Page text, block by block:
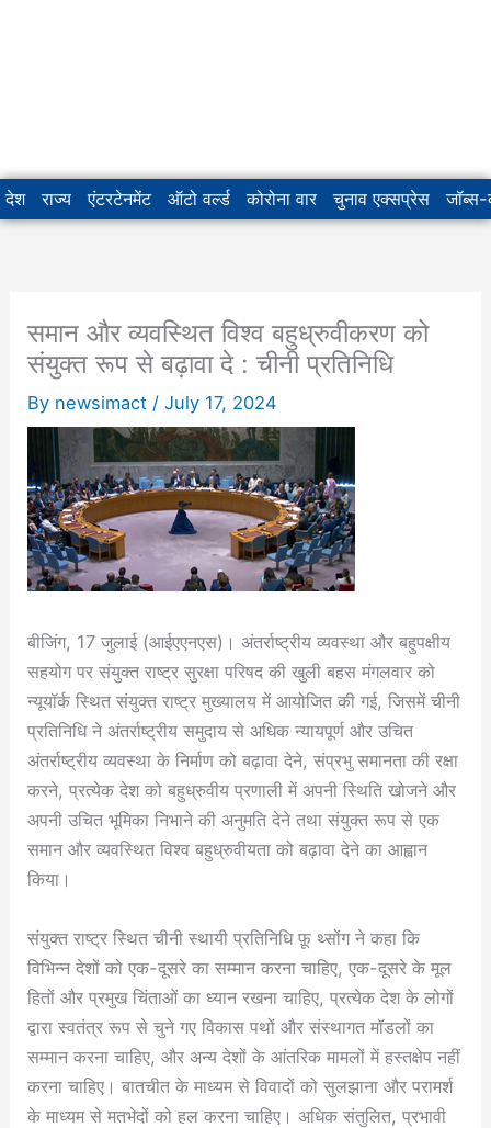
देश राज्य एंटरटेनमेंट ऑटो वर्ल्ड कोरोना वार चुनाव एक्सप्रेस जॉब्स-
समान और व्यवस्थित विश्व बहुध्रुवीकरण को
संयुक्त रूप से बढ़ावा दे : चीनी प्रतिनिधि
By newsimact /July 17, 2024
बीजिंग, 17 जुलाई (आईएएनएस)। अंतर्राष्ट्रीय व्यवस्था और बहुपक्षीय
सहयोग पर संयुक्त राष्ट्र सुरक्षा परिषद की खुली बहस मंगलवार को
न्यूयॉर्क स्थित संयुक्त राष्ट्र मुख्यालय में आयोजित की गई, जिसमें चीनी
प्रतिनिधि ने अंतर्राष्ट्रीय समुदाय से अधिक न्यायपूर्ण और उचित
अंतर्राष्ट्रीय व्यवस्था के निर्माण को बढ़ावा देने, संप्रभु समानता की रक्षा
करने, प्रत्येक देश को बहुध्रुवीय प्रणाली में अपनी स्थिति खोजने और
अपनी उचित भूमिका निभाने की अनुमति देने तथा संयुक्त रूप से एक
समान और व्यवस्थित विश्व बहुध्रुवीयता को बढ़ावा देने का आह्वान
किया।
संयुक्त राष्ट्र स्थित चीनी स्थायी प्रतिनिधि फ़ू थ्सोंग ने कहा कि
विभिन्न देशों को एक-दूसरे का सम्मान करना चाहिए, एक-दूसरे के मूल
हितों और प्रमुख चिंताओं का ध्यान रखना चाहिए, प्रत्येक देश के लोगों
द्वारा स्वतंत्र रूप से चुने गए विकास पथों और संस्थागत मॉडलों का
सम्मान करना चाहिए, और अन्य देशों के आंतरिक मामलों में हस्तक्षेप नहीं
करना चाहिए। बातचीत के माध्यम से विवादों को सुलझाना और परामर्श
के माध्यम से मतभेदों को हल करना चाहिए। अधिक संतुलित, प्रभावी